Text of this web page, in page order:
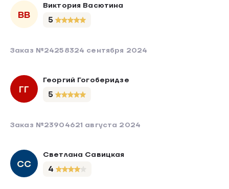
ВВ
Виктория Васютина
5
Заказ №24258324 сентября 2024
ГГ
Георгий Гогоберидзе
5
Заказ №23904621 августа 2024
СС
Светлана Савицкая
4